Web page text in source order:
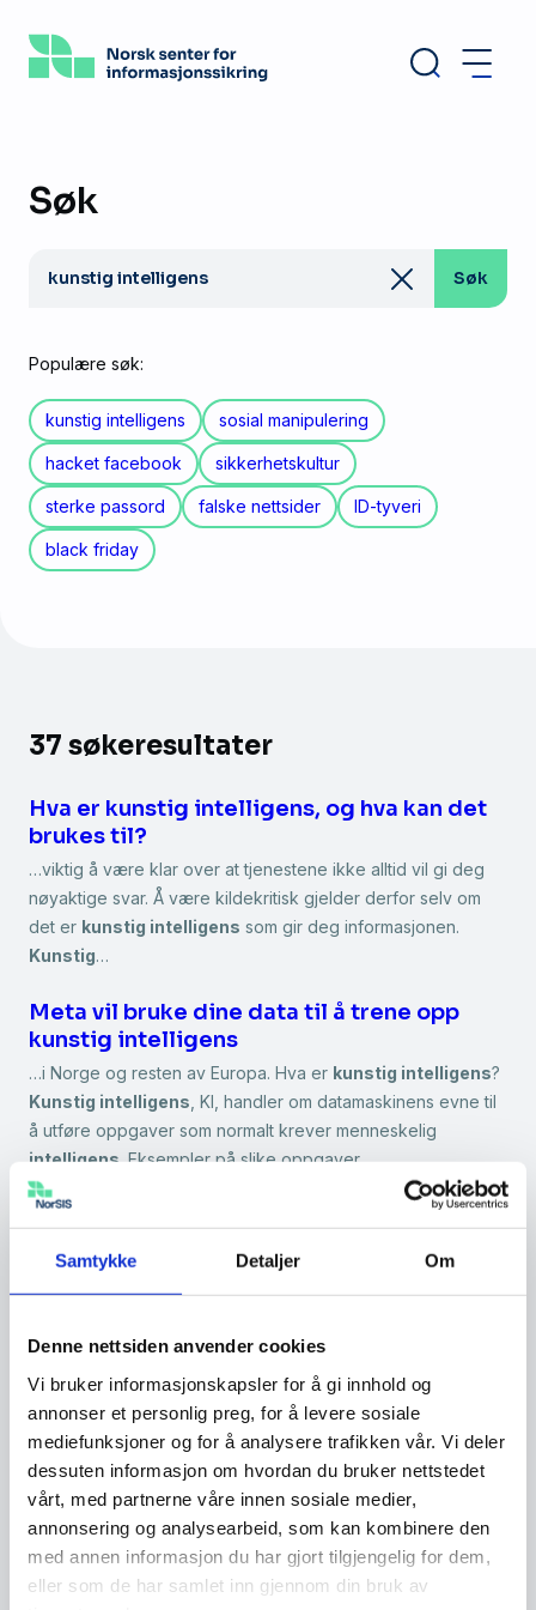
Samtykke Detaljer Om
Denne nettsiden anvender cookies
Vi bruker informasjonskapsler for å gi innhold og
annonser et personlig preg, for å levere sosiale
mediefunksjoner og for å analysere trafikken vår. Vi deler
dessuten informasjon om hvordan du bruker nettstedet
vårt, med partnerne våre innen sosiale medier,
annonsering og analysearbeid, som kan kombinere den
med annen informasjon du har gjort tilgjengelig for dem,
eller som de har samlet inn gjennom din bruk av
hovedinnhold
Søk
Søk
Populære søk:
kunstig intelligens sosial manipulering
hacket facebook sikkerhetskultur
sterke passord falske nettsider ID-tyveri
black friday
37 søkeresultater
Hva er kunstig intelligens, og hva kan det
brukes til?
…viktig å være klar over at tjenestene ikke alltid vil gi deg
nøyaktige svar. Å være kildekritisk gjelder derfor selv om
det er kunstig intelligens som gir deg informasjonen.
Kunstig…
Meta vil bruke dine data til å trene opp
kunstig intelligens
…i Norge og resten av Europa. Hva er kunstig intelligens?
Kunstig intelligens , KI, handler om datamaskinens evne til
å utføre oppgaver som normalt krever menneskelig
intelligens. Eksempler på slike oppgaver…
Bekymringer og risikooppfattelse
…i alderen 18-34 år.
Kunstig intelligens Kunstig
intelligens
kan være et nyttig hjelpemiddel for mange, og
oppmerksom på hvilke…
Fra 27. mai 2025 benytter Meta offentlige
data til utvikling av KI
…samme Kontosenter. Hva erkunstig intelligens? Kunstig
intelligens, KI, handler om datamaskinens evne til å utføre
oppgaver som normalt krever menneskeligintelligens
Eksempler på slike oppgaver er gjenkjenning av bilder,…
Årets viktigste konferanse om IDentitet: